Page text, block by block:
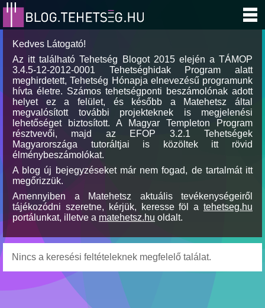
Kedves Látogató!
Az itt található Tehetség Blogot 2015 elején a TÁMOP
3.4.5-12-2012-0001 Tehetséghidak Program alatt
meghirdetett, Tehetség Hónapja elnevezésű programunk
hívta életre. Számos tehetségponti beszámolónak adott
helyet ez a felület, és később a Matehetsz által
megvalósított további projekteknek is megjelenési
lehetőséget biztosított. A Magyar Templeton Program
résztvevői, majd az EFOP 3.2.1 Tehetségek
Magyarországa tutoráltjai is közöltek itt rövid
élménybeszámolókat.
A blog új bejegyzéseket már nem fogad, de tartalmát itt
megőrizzük.
Amennyiben a Matehetsz aktuális tevékenységeiről
tájékozódni szeretne, kérjük, keresse föl a tehetseg.hu
portálunkat, illetve a matehetsz.hu oldalt.
Nincs a keresési feltételeknek megfelelő találat.